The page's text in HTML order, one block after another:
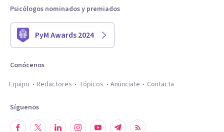
Psicólogos nominados y premiados
PyM Awards 2024
Conócenos
Equipo
Redactores Tópicos Anúnciate Contacta
Síguenos